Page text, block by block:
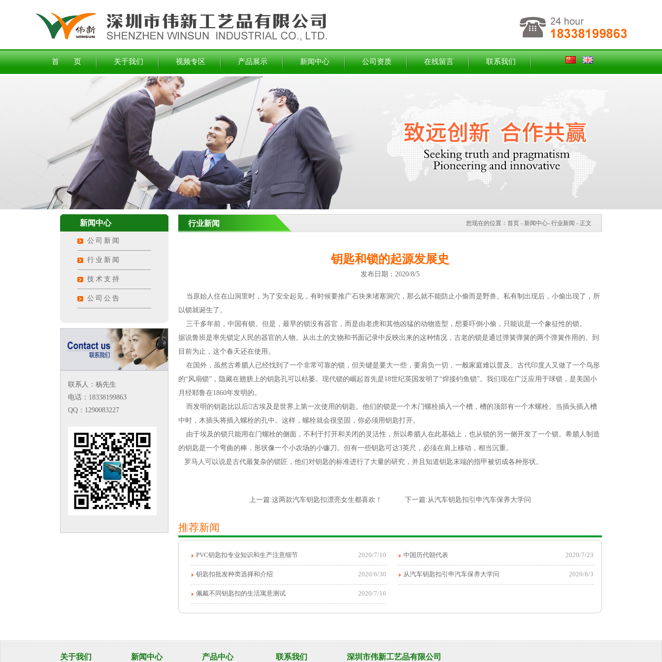
首 页 关于我们 视频专区 产品展示 新闻中心 公司资质 在线留言 联系我们
新闻中心
公司新闻
行业新闻
技术支持
公司公告
联系人：杨先生
电话：18338199863
QQ：1290083227
行业新闻 您现在的位置： 首页 - 新闻中心- 行业新闻 - 正文
钥匙和锁的起源发展史
发布日期：2020/8/5
当原始人住在山洞里时，为了安全起见，有时候要推广石块来堵塞洞穴，那么就不能防止小偷而是野兽。私有制出现后，小偷出现了，所
以锁就诞生了。
三千多年前，中国有锁。但是，最早的锁没有器官，而是由老虎和其他凶猛的动物造型，想要吓倒小偷，只能说是一个象征性的锁。
据说鲁班是率先锁定人民的器官的人物。从出土的文物和书面记录中反映出来的这种情况，古老的锁是通过弹簧弹簧的两个弹簧作用的。到
目前为止，这个春天还在使用。
在国外，虽然古希腊人已经找到了一个非常可靠的锁，但关键是要大一些，要肩负一切，一般家庭难以普及。古代印度人又做了一个鸟形
的“风扇锁”，隐藏在翅膀上的钥匙孔可以枯萎。现代锁的崛起首先是18世纪英国发明了“焊接钓鱼锁”。我们现在广泛应用于球锁，是美国小
月经耶鲁在1860年发明的。
而发明的钥匙比以后古埃及是世界上第一次使用的钥匙。他们的锁是一个木门螺栓插入一个槽，槽的顶部有一个木螺栓。当插头插入槽
中时，木插头将插入螺栓的孔中。这样，螺栓就会很坚固，你必须用钥匙打开。
由于埃及的锁只能用在门螺栓的侧面，不利于打开和关闭的灵活性，所以希腊人在此基础上，也从锁的另一侧开发了一个锁。希腊人制造
的钥匙是一个弯曲的棒，形状像一个小农场的小镰刀。但有一些钥匙可达3英尺，必须在肩上移动，相当沉重。
罗马人可以说是古代最复杂的锁匠，他们对钥匙的标准进行了大量的研究，并且知道钥匙末端的指甲被切成各种形状。
上一篇:这两款汽车钥匙扣漂亮女生都喜欢！ 下一篇:从汽车钥匙扣引申汽车保养大学问
推荐新闻
PVC钥匙扣专业知识和生产注意细节 2020/7/10 中国历代朝代表 2020/7/23
钥匙扣批发种类选择和介绍 2020/6/30 从汽车钥匙扣引申汽车保养大学问 2020/8/3
佩戴不同钥匙扣的生活寓意测试 2020/7/16
关于我们 新闻中心 产品中心 联系我们 深圳市伟新工艺品有限公司